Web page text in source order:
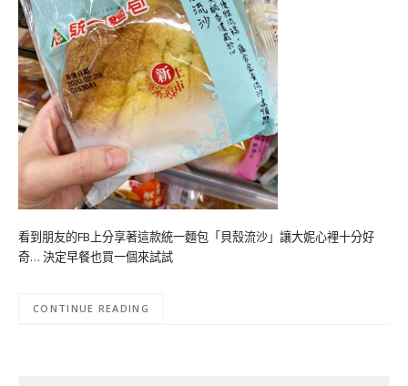
看到朋友的FB上分享著這款統一麵包「貝殼流沙」讓大妮心裡十分好
奇… 決定早餐也買一個來試試
CONTINUE READING